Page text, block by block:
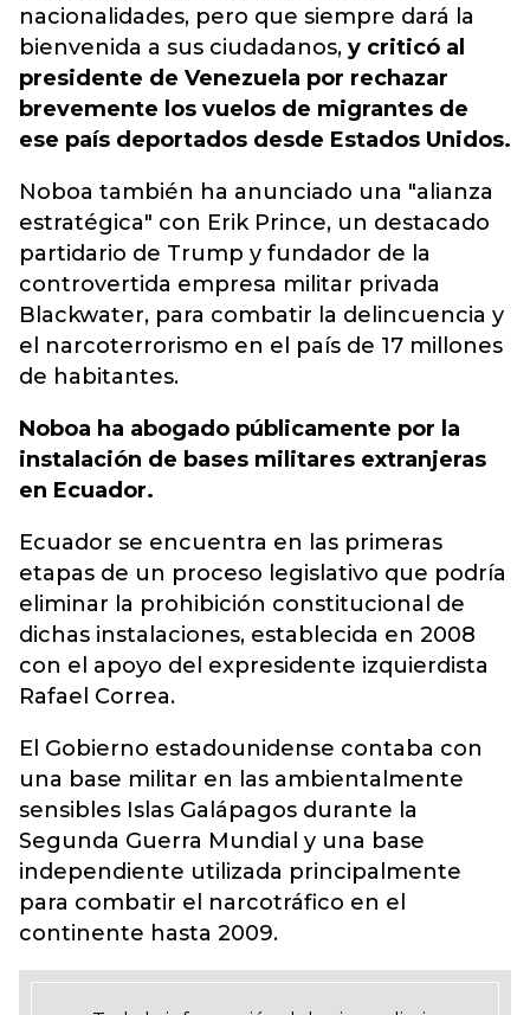
nacionalidades, pero que siempre dará la
bienvenida a sus ciudadanos, y criticó al
presidente de Venezuela por rechazar
brevemente los vuelos de migrantes de
ese país deportados desde Estados Unidos.
Noboa también ha anunciado una "alianza
estratégica" con Erik Prince, un destacado
partidario de Trump y fundador de la
controvertida empresa militar privada
Blackwater, para combatir la delincuencia y
el narcoterrorismo en el país de 17 millones
de habitantes.
Noboa ha abogado públicamente por la
instalación de bases militares extranjeras
en Ecuador.
Ecuador se encuentra en las primeras
etapas de un proceso legislativo que podría
eliminar la prohibición constitucional de
dichas instalaciones, establecida en 2008
con el apoyo del expresidente izquierdista
Rafael Correa.
El Gobierno estadounidense contaba con
una base militar en las ambientalmente
sensibles Islas Galápagos durante la
Segunda Guerra Mundial y una base
independiente utilizada principalmente
para combatir el narcotráfico en el
continente hasta 2009.